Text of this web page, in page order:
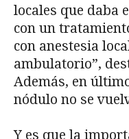
locales que daba
con un
con anestesia
ambulatorio”,
Además, en
nódulo no se
Y es que la